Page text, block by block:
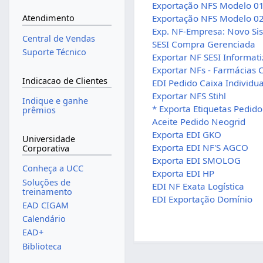
Exportação NFS Modelo 01
Exportação NFS Modelo 02
Exp. NF-Empresa: Novo
SESI Compra Gerenciada
Exportar NF SESI
Exportar NFs - Farmácias
EDI Pedido Caixa
Exportar NFS Stihl
* Exporta Etiquetas Pedido
Aceite Pedido Neogrid
Exporta EDI GKO
Exporta EDI NF'S AGCO
Exporta EDI SMOLOG
Exporta EDI HP
EDI NF Exata Logística
EDI Exportação Domínio
Atendimento
Central de Vendas
Suporte Técnico
Indicacao de Clientes
Indique e ganhe
prêmios
Universidade
Corporativa
Conheça a UCC
Soluções de
treinamento
EAD CIGAM
Calendário
EAD+
Biblioteca